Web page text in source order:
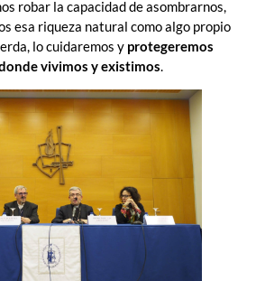
robar la capacidad de asombrarnos,
esa riqueza natural como algo propio
lo cuidaremos y protegeremos
vivimos y existimos.